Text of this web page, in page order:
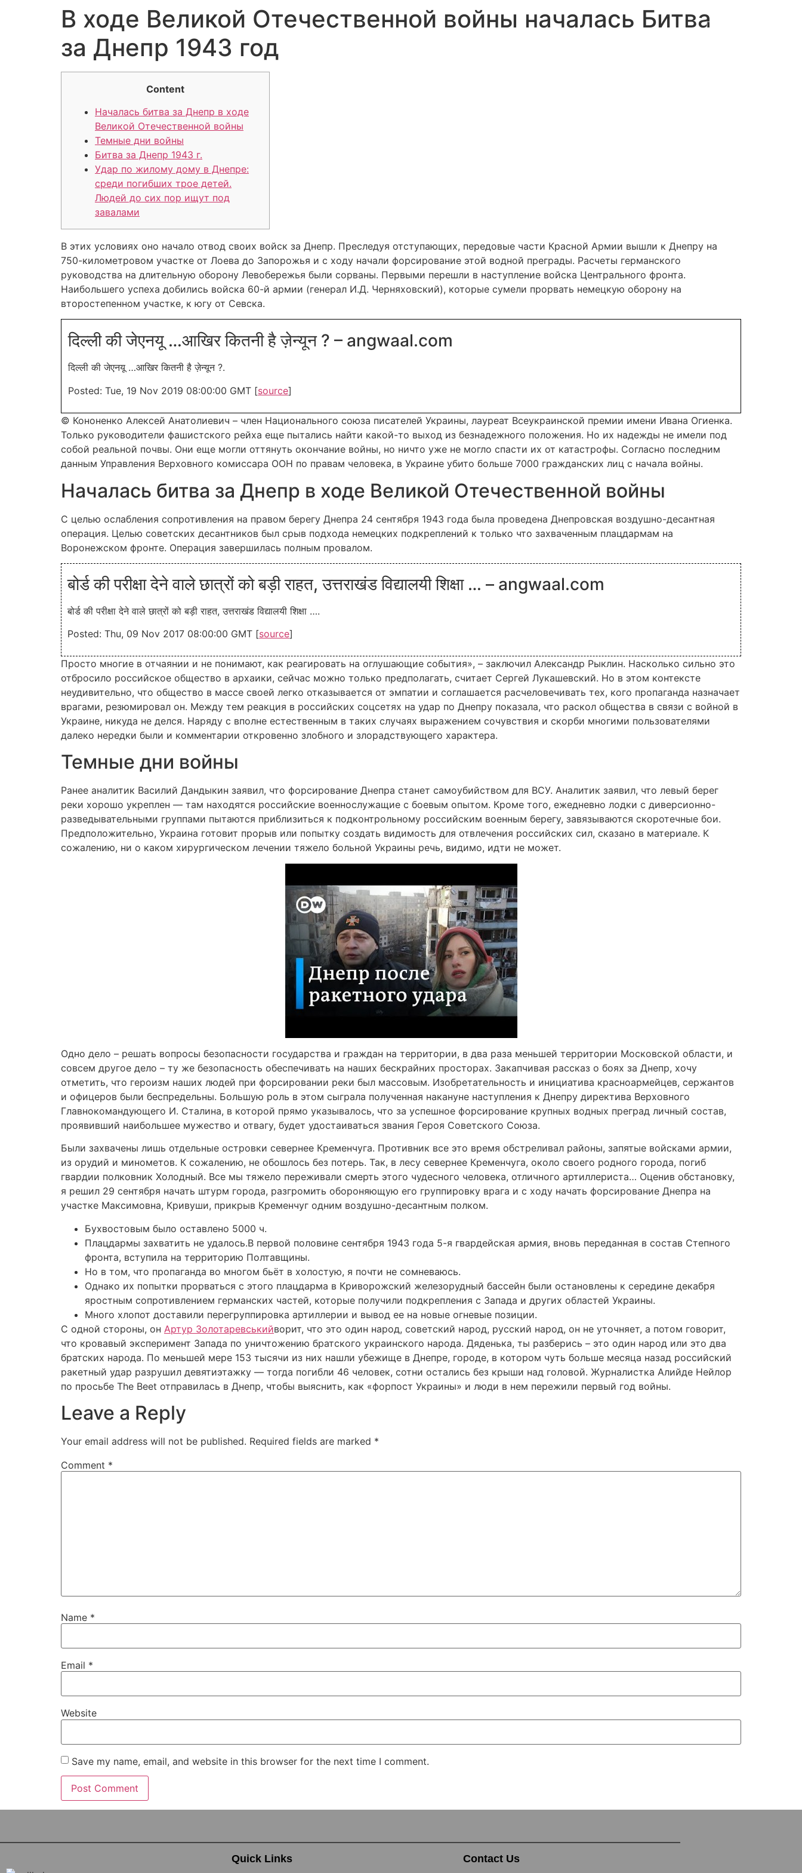
В ходе Великой Отечественной войны началась Битва
за Днепр 1943 год
Content
Началась битва за Днепр в ходе
Великой Отечественной войны
Темные дни войны
Битва за Днепр 1943 г.
Удар по жилому дому в Днепре:
среди погибших трое детей.
Людей до сих пор ищут под
завалами
В этих условиях оно начало отвод своих войск за Днепр. Преследуя отступающих, передовые части Красной Армии вы­шли к Днепру на
750-километровом участке от Лоева до Запо­рожья и с ходу начали форсирование этой водной преграды. Расчеты германского
руководства на длительную оборону Левобережья были сорваны. Первыми перешли в наступление войска Центрального фронта.
Наибольшего успеха добились войска 60-й армии (генерал И.Д. Черняховский), которые сумели прорвать не­мецкую оборону на
второстепенном участке, к югу от Севска.
दिल्ली की जेएनयू …आखिर कितनी है ज़ेन्यून ? – angwaal.com
दिल्ली की जेएनयू …आखिर कितनी है ज़ेन्यून ?.
Posted: Tue, 19 Nov 2019 08:00:00 GMT [source]
© Кононенко Алексей Анатолиевич – член Национального союза писателей Украины, лауреат Всеукраинской премии имени Ивана Огиенка.
Только руководители фашистского рейха еще пытались найти какой-то выход из безнадежного положения. Но их надежды не имели под
собой реальной почвы. Они еще могли оттянуть окончание войны, но ничто уже не могло спасти их от катастрофы. Согласно последним
данным Управления Верховного комиссара ООН по правам человека, в Украине убито больше 7000 гражданских лиц с начала войны.
Началась битва за Днепр в ходе Великой Отечественной войны
С целью ослабления сопротивления на правом берегу Днепра 24 сентября 1943 года была проведена Днепровская воздушно-десантная
операция. Целью советских десантников был срыв подхода немецких подкреплений к только что захваченным плацдармам на
Воронежском фронте. Операция завершилась полным провалом.
बोर्ड की परीक्षा देने वाले छात्रों को बड़ी राहत, उत्तराखंड विद्यालयी शिक्षा … – angwaal.com
बोर्ड की परीक्षा देने वाले छात्रों को बड़ी राहत, उत्तराखंड विद्यालयी शिक्षा ….
Posted: Thu, 09 Nov 2017 08:00:00 GMT [source]
Просто многие в отчаянии и не понимают, как реагировать на оглушающие события», – заключил Александр Рыклин. Насколько сильно это
отбросило российское общество в архаики, сейчас можно только предполагать, считает Сергей Лукашевский. Но в этом контексте
неудивительно, что общество в массе своей легко отказывается от эмпатии и соглашается расчеловечивать тех, кого пропаганда назначает
врагами, резюмировал он. Между тем реакция в российских соцсетях на удар по Днепру показала, что раскол общества в связи с войной в
Украине, никуда не делся. Наряду с вполне естественным в таких случаях выражением сочувствия и скорби многими пользователями
далеко нередки были и комментарии откровенно злобного и злорадствующего характера.
Темные дни войны
Ранее аналитик Василий Дандыкин заявил, что форсирование Днепра станет самоубийством для ВСУ. Аналитик заявил, что левый берег
реки хорошо укреплен — там находятся российские военнослужащие с боевым опытом. Кроме того, ежедневно лодки с диверсионно-
разведывательными группами пытаются приблизиться к подконтрольному российским военным берегу, завязываются скоротечные бои.
Предположительно, Украина готовит прорыв или попытку создать видимость для отвлечения российских сил, сказано в материале. К
сожалению, ни о каком хирургическом лечении тяжело больной Украины речь, видимо, идти не может.
Одно дело – решать вопросы безопасности государства и граждан на территории, в два раза меньшей территории Московской области, и
совсем другое дело – ту же безопасность обеспечивать на наших бескрайних просторах. Закапчивая рассказ о боях за Днепр, хочу
отметить, что героизм наших людей при форсировании реки был массовым. Изобретательность и инициатива красноармейцев, сержантов
и офицеров были беспредельны. Большую роль в этом сыграла полученная накануне наступления к Днепру директива Верховного
Главнокомандующего И. Сталина, в которой прямо указывалось, что за успешное форсирование крупных водных преград личный состав,
проявивший наибольшее мужество и отвагу, будет удостаиваться звания Героя Советского Союза.
Были захвачены лишь отдельные островки севернее Кременчуга. Противник все это время обстреливал районы, запятые войсками армии,
из орудий и минометов. К сожалению, не обошлось без потерь. Так, в лесу севернее Кременчуга, около своего родного города, погиб
гвардии полковник Холодный. Все мы тяжело переживали смерть этого чудесного человека, отличного артиллериста… Оценив обстановку,
я решил 29 сентября начать штурм города, разгромить обороняющую его группировку врага и с ходу начать форсирование Днепра на
участке Максимовна, Кривуши, прикрыв Кременчуг одним воздушно-десантным полком.
Бухвостовым было оставлено 5000 ч.
Плацдармы захватить не удалось.В первой половине сентября 1943 года 5-я гвардейская армия, вновь переданная в состав Степного
фронта, вступила на территорию Полтавщины.
Но в том, что пропаганда во многом бьёт в холостую, я почти не сомневаюсь.
Однако их попытки прорваться с этого плацдарма в Криворожский железорудный бассейн были остановлены к середине декабря
яростным сопротивлением германских частей, которые получили подкрепления с Запада и других областей Украи­ны.
Много хлопот доставили перегруппировка артиллерии и вывод ее на новые огневые позиции.
С одной стороны, он Артур Золотаревськийворит, что это один народ, советский народ, русский народ, он не уточняет, а потом говорит,
что кровавый эксперимент Запада по уничтожению братского украинского народа. Дяденька, ты разберись – это один народ или это два
братских народа. По меньшей мере 153 тысячи из них нашли убежище в Днепре, городе, в котором чуть больше месяца назад российский
ракетный удар разрушил девятиэтажку — тогда погибли 46 человек, сотни остались без крыши над головой. Журналистка Алийде Нейлор
по просьбе The Beet отправилась в Днепр, чтобы выяснить, как «форпост Украины» и люди в нем пережили первый год войны.
Leave a Reply
Your email address will not be published. Required fields are marked *
Comment *
Name *
Email *
Website
Save my name, email, and website in this browser for the next time I comment.
Quick Links Contact Us